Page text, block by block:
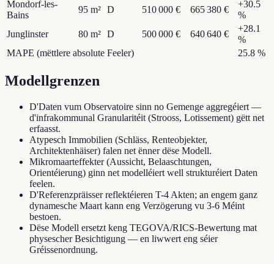
Mondorf-les-
Bains
95 m² D 510 000 € 665 380 €
+30.5
%
Junglinster
80 m² D 500 000 € 640 640 €
+28.1
%
MAPE (mëttlere absolute Feeler)
25.8 %
Modellgrenzen
D'Daten vum Observatoire sinn no Gemenge aggregéiert —
d'infrakommunal Granularitéit (Strooss, Lotissement) gëtt net
erfaasst.
Atypesch Immobilien (Schläss, Renteobjekter,
Architektenhäiser) falen net ënner dëse Modell.
Mikromaarteffekter (Aussicht, Belaaschtungen,
Orientéierung) ginn net modelléiert well strukturéiert Daten
feelen.
D'Referenzpräisser reflektéieren T-4 Akten; an engem ganz
dynamesche Maart kann eng Verzögerung vu 3-6 Méint
bestoen.
Dëse Modell ersetzt keng TEGOVA/RICS-Bewertung mat
physescher Besichtigung — en liwwert eng séier
Gréissenordnung.